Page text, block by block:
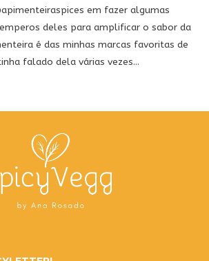
em fazer algumas
deles para amplificar o sabor da
é das minhas marcas favoritas de
falado dela várias vezes...